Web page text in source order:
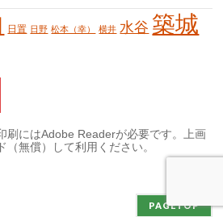
日置 日野 松本（幸） 横井 水谷 築城
刷にはAdobe Readerが必要です。上画
無償）して利用ください。
PAGETOP